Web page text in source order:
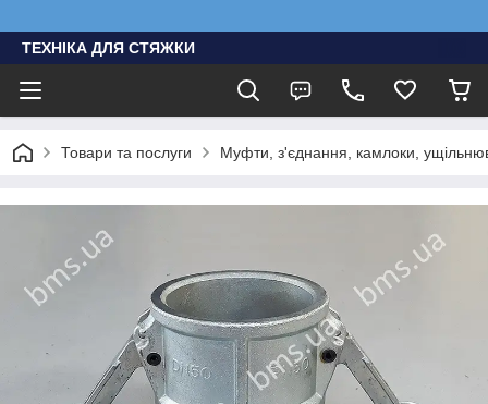
ТЕХНІКА ДЛЯ СТЯЖКИ
Товари та послуги Муфти, з'єднання, камлоки,